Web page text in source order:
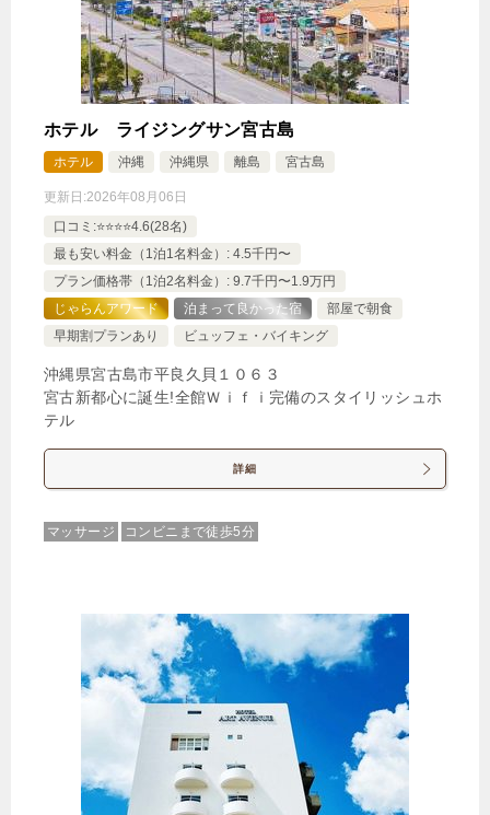
来のやさしいスキンケアセットで身も心も充実旅＜
朝食付＞
ツイン 🍴朝食 IN15:00- OUT-11:00
特別室・スイート・離れ 禁煙ルーム
プレミアプールテラス
1泊大人1名
【早期割90】じゃらん限定30%OFF◆連泊・90日前
コンパクトルーム
大人1名 合計（税込）
ホテル ライジングサン宮古島
ホテル 沖縄 沖縄県 離島 宮古島
更新日:2026年08月06日
口コミ:⭐️⭐️⭐️⭐️4.6(28名)
最も安い料金（1泊1名料金）: 4.5千円〜
プラン価格帯（1泊2名料金）: 9.7千円〜1.9万円
じゃらんアワード
泊まって良かった宿
部屋で朝食
早期割プランあり
ビュッフェ・バイキング
沖縄県宮古島市平良久貝１０６３
宮古新都心に誕生!全館Ｗｉｆｉ完備のスタイリッシュホ
テル
詳細
マッサージ コンビニまで徒歩5分